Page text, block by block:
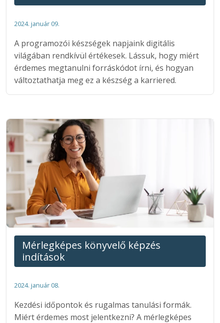
2024. január 09.
A programozói készségek napjaink digitális
világában rendkívül értékesek. Lássuk, hogy miért
érdemes megtanulni forráskódot írni, és hogyan
változtathatja meg ez a készség a karriered.
Mérlegképes könyvelő képzés
indítások
2024. január 08.
Kezdési időpontok és rugalmas tanulási formák.
Miért érdemes most jelentkezni? A mérlegképes